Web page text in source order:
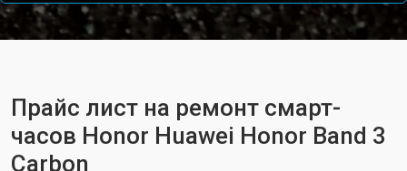
Прайс лист на ремонт смарт-
часов Honor Huawei Honor Band 3
Carbon